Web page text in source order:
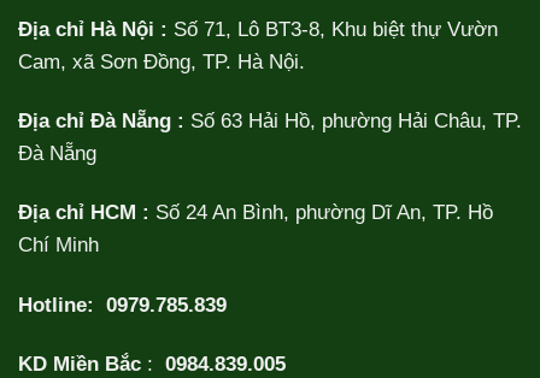
Địa chỉ Hà Nội : Số 71, Lô BT3-8, Khu biệt thự Vườn
Cam, xã Sơn Đồng, TP. Hà Nội.
Địa chỉ Đà Nẵng : Số 63 Hải Hồ, phường Hải Châu, TP.
Đà Nẵng
Địa chỉ HCM : Số 24 An Bình, phường Dĩ An, TP. Hồ
Chí Minh
Hotline: 0979.785.839
KD Miền Bắc : 0984.839.005